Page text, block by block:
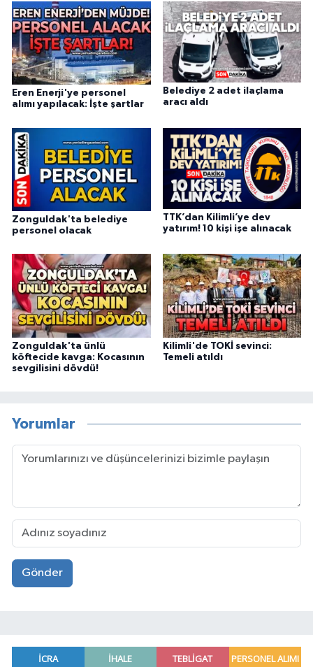
Eren Enerji'ye personel
alımı yapılacak: İşte şartlar
Belediye 2 adet ilaçlama
aracı aldı
Zonguldak'ta belediye
personel olacak
TTK’dan Kilimli’ye dev
yatırım! 10 kişi işe alınacak
Zonguldak'ta ünlü
köftecide kavga: Kocasının
sevgilisini dövdü!
Kilimli'de TOKİ sevinci:
Temeli atıldı
Yorumlar
Gönder